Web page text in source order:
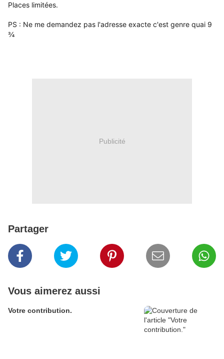
Places limitées.
PS : Ne me demandez pas l'adresse exacte c'est genre quai 9
¾
Publicité
Partager
Vous aimerez aussi
Votre contribution.